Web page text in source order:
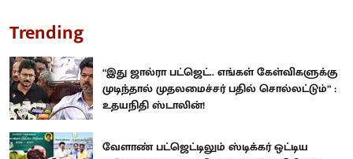
Trending
“இது ஜால்ரா பட்ஜெட்.. எங்கள் கேள்விகளுக்கு
முடிந்தால் முதலமைச்சர் பதில் சொல்லட்டும்” :
உதயநிதி ஸ்டாலின்!
வேளாண் பட்ஜெட்டிலும் ஸ்டிக்கர் ஒட்டிய